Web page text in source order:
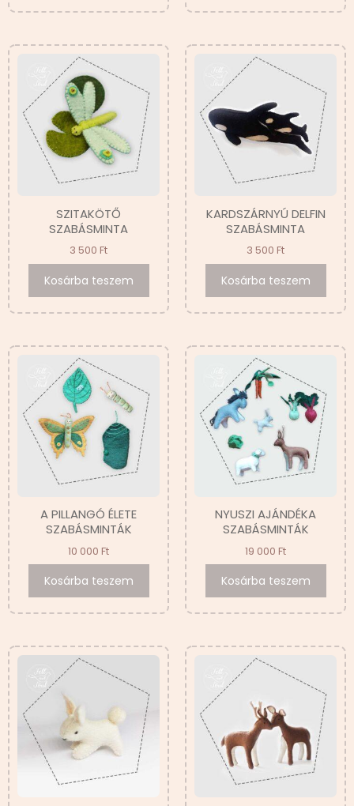
SZITAKÖTŐ
SZABÁSMINTA
3 500 Ft
Kosárba teszem
KARDSZÁRNYÚ DELFIN
SZABÁSMINTA
3 500 Ft
Kosárba teszem
A PILLANGÓ ÉLETE
SZABÁSMINTÁK
10 000 Ft
Kosárba teszem
NYUSZI AJÁNDÉKA
SZABÁSMINTÁK
19 000 Ft
Kosárba teszem